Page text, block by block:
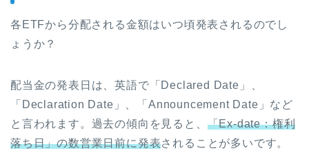
各ETFから分配される金額はいつ頃発表されるのでし
ょうか？
配当金の発表日は、英語で「Declared Date」、
「Declaration Date」、「Announcement Date」など
と言われます。過去の傾向を見ると、 「Ex-date：権利
落ち日」の数営業日前に発表されることが多いです。